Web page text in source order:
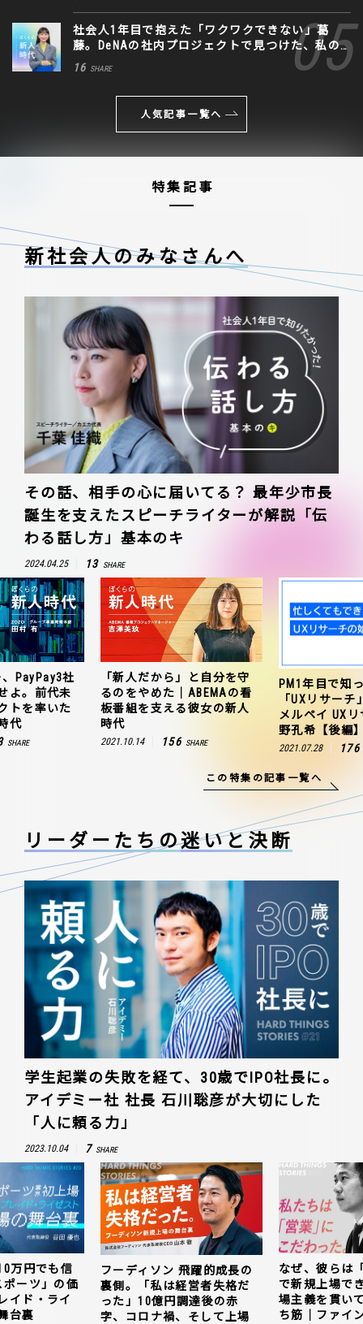
社会人1年目で抱えた「ワクワクできない」葛
藤。DeNAの社内プロジェクトで見つけた、私の
生きる道
16 SHARE
人気記事一覧へ
特集記事
新社会人のみなさんへ
その話、相手の心に届いてる？ 最年少市長
誕生を支えたスピーチライターが解説「伝
わる話し方」基本のキ
2024.04.25 13 SHARE
PayPay3社
よ。前代未
トを率いた
代
SHARE
「新人だから」と自分を守
るのをやめた｜ABEMAの看
板番組を支える彼女の新人
時代
2021.10.14 156 SHARE
PM1年目で知
「UXリサー
メルペイ UX
野孔希【後編
2021.07.28 176
この特集の記事一覧へ
リーダーたちの迷いと決断
学生起業の失敗を経て、30歳でIPO社長に。
アイデミー社 社長 石川聡彦が大切にした
「人に頼る力」
2023.10.04 7 SHARE
万円でも信
ーツ」の価
イド・ライ
台裏
フーディソン 飛躍的成長の
裏側。「私は経営者失格だ
った」10億円調達後の赤
字、コロナ禍、そして上場
なぜ、彼らは
で新規上場で
場主義を貫い
ち筋｜ファイ